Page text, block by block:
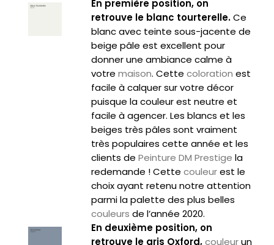
En première position, on
retrouve le blanc tourterelle.Ce
blanc avec teinte sous-jacente de
beige pâle est excellent pour
donner une ambiance calme à
votre maison. Cette coloration est
facile à calquer sur votre décor
puisque la couleur est neutre et
facile à agencer. Les blancs et les
beiges très pâles sont vraiment
très populaires cette année et les
clients de Peinture DM Prestige la
redemande ! Cette couleurest le
choix ayant retenu notre attention
parmi la palette des plus belles
couleurs de l’année 2020.
En deuxième position, on
retrouve le gris Oxford,couleurun